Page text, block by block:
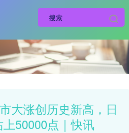
大涨创历史新高，日
50000点｜快讯